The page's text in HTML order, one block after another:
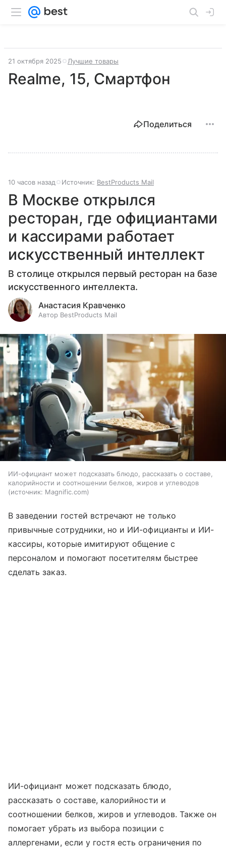
21 октября 2025 Лучшие товары
Realme, 15, Смартфон
Поделиться
10 часов назад Источник: BestProducts Mail
В Москве открылся
ресторан, где официантами
и кассирами работает
искусственный интеллект
В столице открылся первый ресторан на базе
искусственного интеллекта.
Анастасия Кравченко
Автор BestProducts Mail
ИИ-официант может подсказать блюдо, рассказать о составе,
калорийности и соотношении белков, жиров и углеводов
источник: Magnific.com
В заведении гостей встречают не только
привычные сотрудники, но и ИИ-официанты и ИИ-
кассиры, которые имитируют общение с
персоналом и помогают посетителям быстрее
сделать заказ.
ИИ-официант может подсказать блюдо,
рассказать о составе, калорийности и
соотношении белков, жиров и углеводов. Также он
помогает убрать из выбора позиции с
аллергенами, если у гостя есть ограничения по